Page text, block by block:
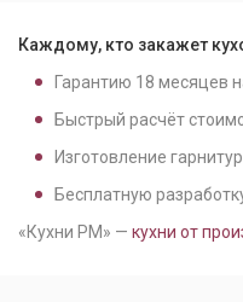
Каждому, кто закажет
Гарантию 18 месяцев
Быстрый расчёт
Изготовление
Бесплатную
«Кухни РМ» — кухни от